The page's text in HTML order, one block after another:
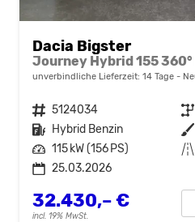
Dacia Bigster
unverbindliche Lieferzeit: 14 Tage
Fahrzeugnr. 5124034 Getriebe
Kraftstoff Hybrid Benzin Außenfarbe
Leistung 115 kW (156 PS) Kilometerstand
25.03.2026
32.430,– €
incl. 19% MwSt.